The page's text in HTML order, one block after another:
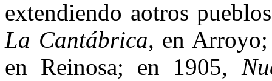
extendiendo aotros
La Cantábrica, en
en Reinosa; en 1905,